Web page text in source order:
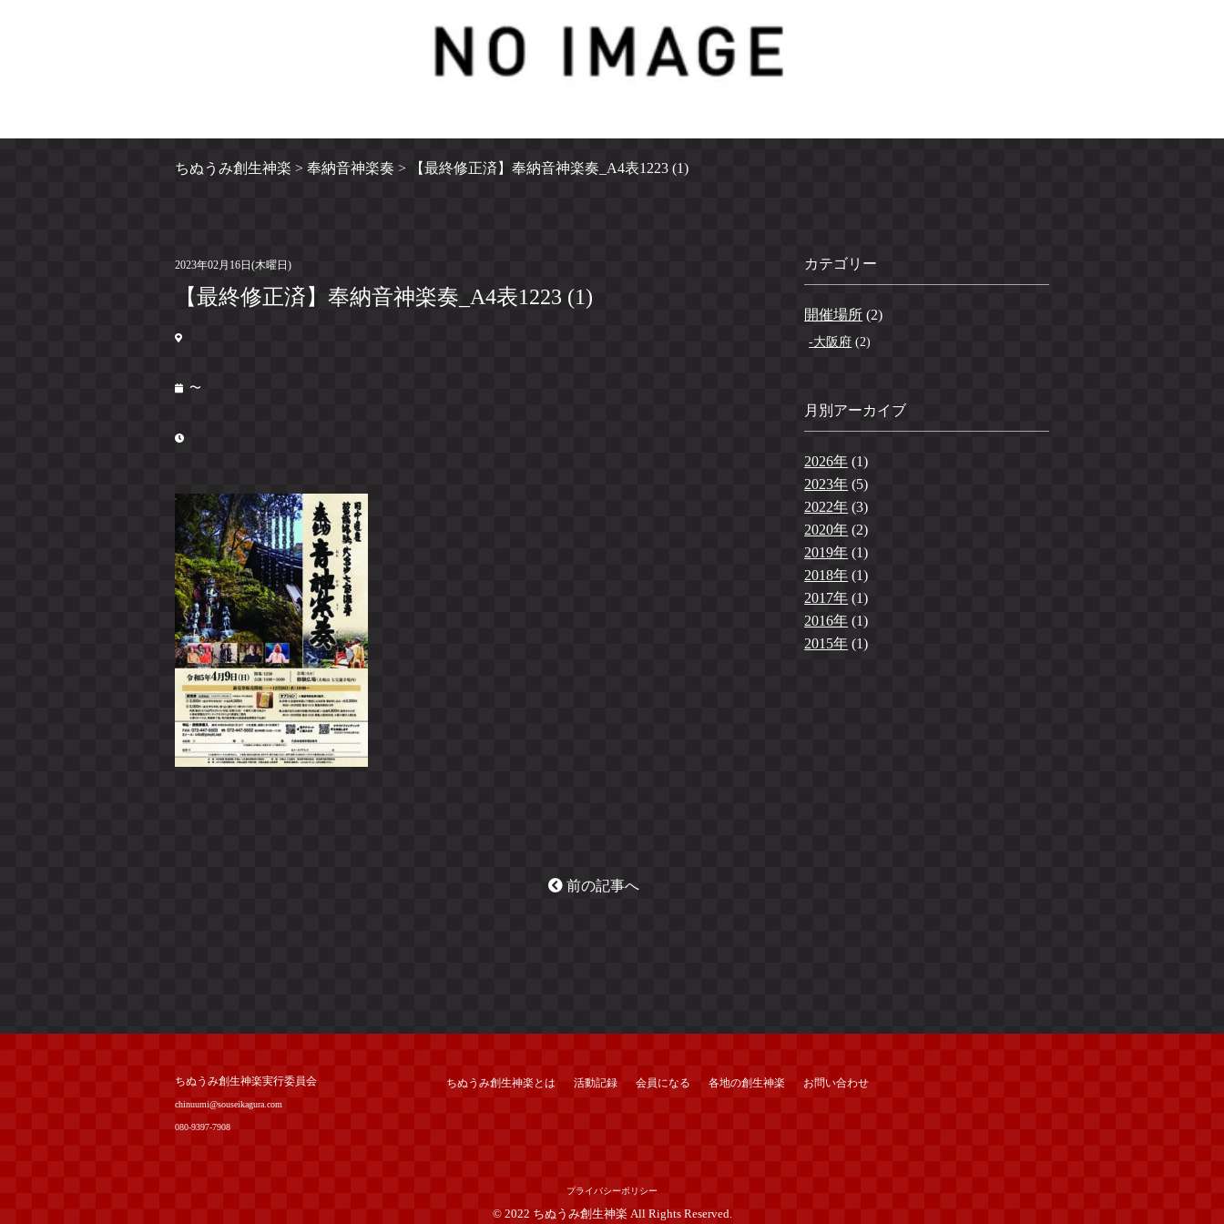
ちぬうみ創生神楽 > 奉納音神楽奏 > 【最終修正済】奉納音神楽奏_A4表1223 (1)
2023年02月16日(木曜日)
【最終修正済】奉納音神楽奏_A4表1223 (1)
〜
カテゴリー
開催場所 (2)
大阪府 (2)
月別アーカイブ
2026年 (1)
2023年 (5)
2022年 (3)
2020年 (2)
2019年 (1)
2018年 (1)
2017年 (1)
2016年 (1)
2015年 (1)
前の記事へ
ちぬうみ創生神楽実行委員会
chinuumi@souseikagura.com
080-9397-7908
ちぬうみ創生神楽とは 活動記録 会員になる 各地の創生神楽 お問い合わせ
プライバシーポリシー
© 2022 ちぬうみ創生神楽 All Rights Reserved.